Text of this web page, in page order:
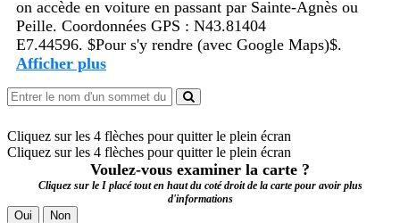
on accède en voiture en passant par Sainte-Agnès ou
Peille. Coordonnées GPS : N43.81404
E7.44596. $Pour s'y rendre (avec Google Maps)$.
Afficher plus
Cliquez sur les 4 flèches pour quitter le plein écran
Cliquez sur les 4 flèches pour quitter le plein écran
Voulez-vous examiner la carte ?
Cliquez sur le I placé tout en haut du coté droit de la carte pour avoir plus
d'informations
Oui Non